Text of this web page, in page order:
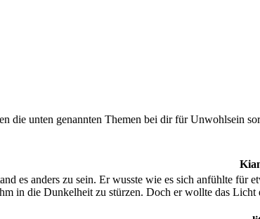
die unten genannten Themen bei dir für Unwohlsein
es anders zu sein. Er wusste wie es sich anfühlte
in die Dunkelheit zu stürzen. Doch er wollte das